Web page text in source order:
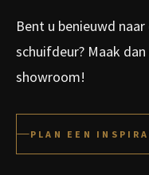
Bent u benieuwd
schuifdeur? Maak
showroom!
PLAN EEN